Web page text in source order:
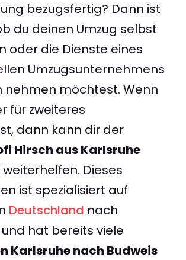
bezugsfertig? Dann ist
du deinen Umzug selbst
oder die Dienste eines
Umzugsunternehmens
nehmen möchtest. Wenn
für zweiteres
dann kann dir der
Hirsch aus Karlsruhe
Dieses
ist spezialisiert auf
Deutschland nach
und hat bereits viele
Karlsruhe nach Budweis